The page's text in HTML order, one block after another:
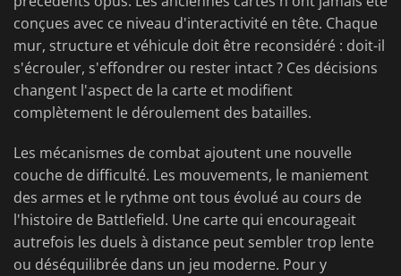
conçues avec ce niveau d'interactivité en tête. Chaque
mur, structure et véhicule doit être reconsidéré : doit-il
s'écrouler, s'effondrer ou rester intact ? Ces décisions
changent l'aspect de la carte et modifient
complètement le déroulement des batailles.
Les mécanismes de combat ajoutent une nouvelle
couche de difficulté. Les mouvements, le maniement
des armes et le rythme ont tous évolué au cours de
l'histoire de Battlefield. Une carte qui encourageait
autrefois les duels à distance peut sembler trop lente
ou déséquilibrée dans un jeu moderne. Pour y